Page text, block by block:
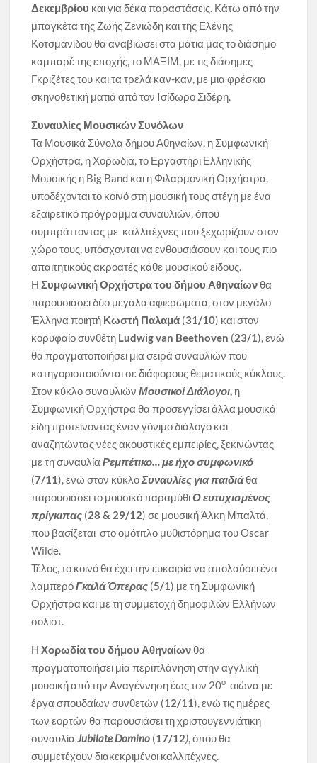
Δεκεμβρίου και για δέκα παραστάσεις. Κάτω από την
μπαγκέτα της Ζωής Ζενιώδη και της Ελένης
Κοτσμανίδου θα αναβιώσει στα μάτια μας το διάσημο
καμπαρέ της εποχής, το ΜΑΞΙΜ, με τις διάσημες
Γκριζέτες του και τα τρελά καν-καν, με μια φρέσκια
σκηνοθετική ματιά από τον Iσίδωρο Σιδέρη.
Συναυλίες Μουσικών Συνόλων
Τα Μουσικά Σύνολα δήμου Αθηναίων, η Συμφωνική
Ορχήστρα, η Χορωδία, το Εργαστήρι Ελληνικής
Μουσικής η Big Band και η Φιλαρμονική Ορχήστρα,
υποδέχονται το κοινό στη μουσική τους στέγη με ένα
εξαιρετικό πρόγραμμα συναυλιών, όπου
συμπράττοντας με καλλιτέχνες που ξεχωρίζουν στον
χώρο τους, υπόσχονται να ενθουσιάσουν και τους πιο
απαιτητικούς ακροατές κάθε μουσικού είδους.
ΗΣυμφωνική Ορχήστρα του δήμου Αθηναίωνθα
παρουσιάσει δύο μεγάλα αφιερώματα, στον μεγάλο
Έλληνα ποιητή Κωστή Παλαμά (31/10) και στον
κορυφαίο συνθέτη Ludwigvan Beethoven (23/1), ενώ
θα πραγματοποιήσει μία σειρά συναυλιών που
κατηγοριοποιούνται σε διάφορους θεματικούς κύκλους.
Στον κύκλο συναυλιώνΜουσικοί Διάλογοι, η
Συμφωνική Ορχήστρα θα προσεγγίσει άλλα μουσικά
είδη προτείνοντας έναν γόνιμο διάλογο και
αναζητώντας νέες ακουστικές εμπειρίες, ξεκινώντας
με τη συναυλίαΡεμπέτικο… με ήχο συμφωνικό
(7/11), ενώ στον κύκλοΣυναυλίες για παιδιάθα
παρουσιάσει το μουσικό παραμύθιΟ ευτυχισμένος
πρίγκιπας (28 & 29/12) σε μουσική Άλκη Μπαλτά,
που βασίζεται στο ομότιτλο μυθιστόρημα του Oscar
Wilde.
Τέλος, το κοινό θα έχει την ευκαιρία να απολαύσει ένα
λαμπερόΓκαλά Όπερας (5/1) με τη Συμφωνική
Ορχήστρα και με τη συμμετοχή δημοφιλών Ελλήνων
σολίστ.
ΗΧορωδία του δήμου Αθηναίωνθα
πραγματοποιήσει μία περιπλάνηση στην αγγλική
μουσική από την Αναγέννηση έως τον 20ο αιώνα με
έργα σπουδαίων συνθετών (12/11), ενώ τις ημέρες
των εορτών θα παρουσιάσει τη χριστουγεννιάτικη
συναυλία Jubilate Domino (17/12) , όπου θα
συμμετέχουν διακεκριμένοι καλλιτέχνες.